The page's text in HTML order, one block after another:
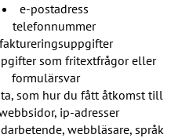
e-postadress
telefonnummer
faktureringsuppgifter
som fritextfrågor eller
formulärsvar
som hur du fått åtkomst till
ip-adresser
webbläsare, språk